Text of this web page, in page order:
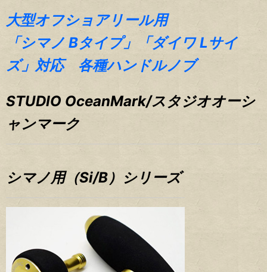
大型オフショアリール用
「シマノ Bタイプ」「ダイワ Lサイ
ズ」対応 各種ハンドルノブ
STUDIO OceanMark/スタジオオーシ
ャンマーク
シマノ用（Si/B）シリーズ